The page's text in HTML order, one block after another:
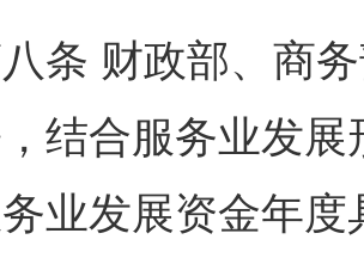
财政部、商务
结合服务业发
业发展资金年